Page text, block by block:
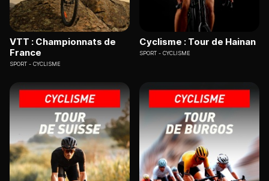
VTT : Championnats de
France
SPORT CYCLISME
Cyclisme : Tour de Hainan
SPORT CYCLISME